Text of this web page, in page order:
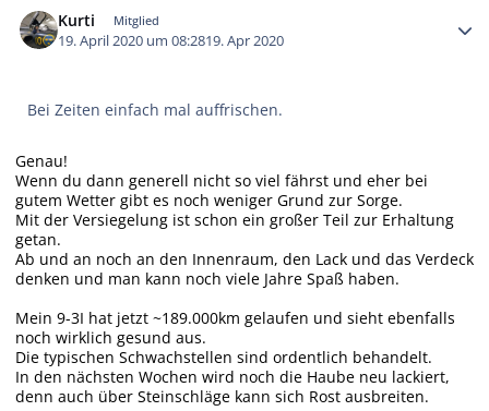
Kurti Mitglied
19. April 2020 um 08:2819. Apr 2020
Bei Zeiten einfach mal auffrischen.
Genau!
Wenn du dann generell nicht so viel fährst und eher bei
gutem Wetter gibt es noch weniger Grund zur Sorge.
Mit der Versiegelung ist schon ein großer Teil zur Erhaltung
getan.
Ab und an noch an den Innenraum, den Lack und das Verdeck
denken und man kann noch viele Jahre Spaß haben.
Mein 9-3I hat jetzt ~189.000km gelaufen und sieht ebenfalls
noch wirklich gesund aus.
Die typischen Schwachstellen sind ordentlich behandelt.
In den nächsten Wochen wird noch die Haube neu lackiert,
denn auch über Steinschläge kann sich Rost ausbreiten.